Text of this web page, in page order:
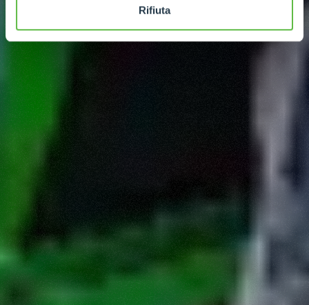
Rifiuta